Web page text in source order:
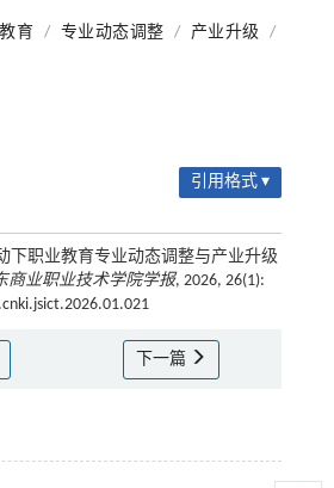
育 / 专业动态调整 / 产业升级
/
引用格式 ▾
下职业教育专业动态调整与产业升级
商业职业技术学院学报, 2026, 26(1):
下一篇